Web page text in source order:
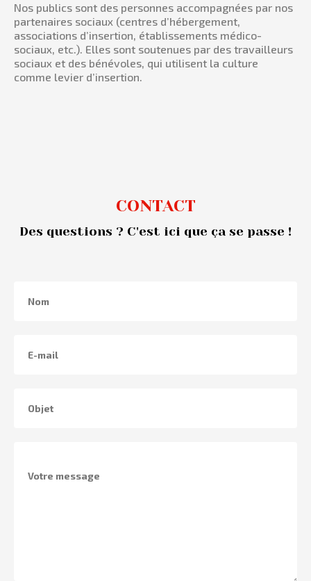
Nos publics sont des personnes accompagnées par nos
partenaires sociaux (centres d’hébergement,
associations d’insertion, établissements médico-
sociaux, etc.). Elles sont soutenues par des travailleurs
sociaux et des bénévoles, qui utilisent la culture
comme levier d’insertion.
CONTACT
Des questions ? C'est ici que ça se passe !